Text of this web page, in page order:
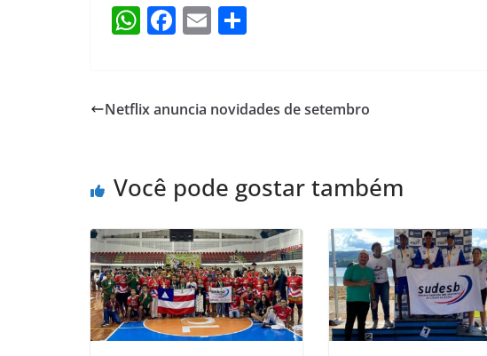
W
s
p
F
e
o
k
E
l e
Netflix anuncia novidades de setembro
Você pode gostar também